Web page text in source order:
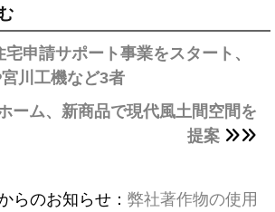
申請サポート事業をスタート、
川工機など3者
ーム、新商品で現代風土間空間を
提案
らのお知らせ： 弊社著作物の使用